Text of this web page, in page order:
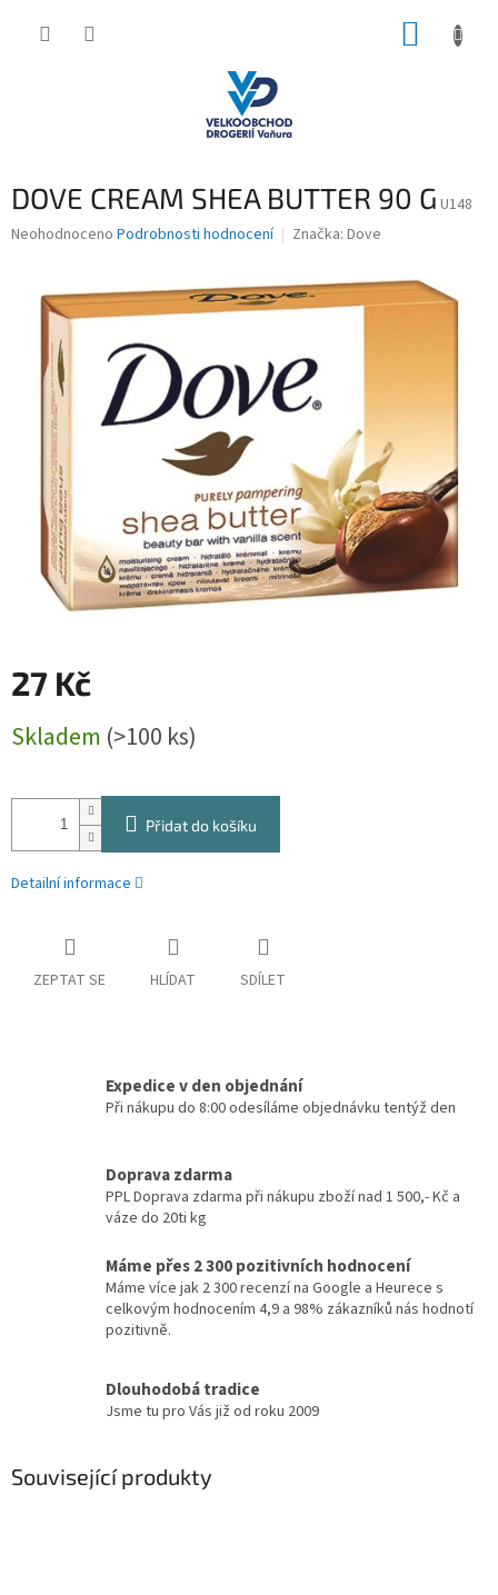
DOVE CREAM SHEA BUTTER 90 G U148
Průměrné
hvězdiček.
Neohodnoceno Podrobnosti hodnocení Značka: Dove
27 Kč
cena:
Skladem (>100 ks)
Přidat do košíku
Detailní informace
ZEPTAT SE HLÍDAT SDÍLET
Expedice v den objednání
Při nákupu do 8:00 odesíláme objednávku tentýž den
Doprava zdarma
PPL Doprava zdarma při nákupu zboží nad 1 500,- Kč a
váze do 20ti kg
Máme přes 2 300 pozitivních hodnocení
Máme více jak 2 300 recenzí na Google a Heurece s
celkovým hodnocením 4,9 a 98% zákazníků nás hodnotí
pozitivně.
Dlouhodobá tradice
Jsme tu pro Vás již od roku 2009
Související produkty